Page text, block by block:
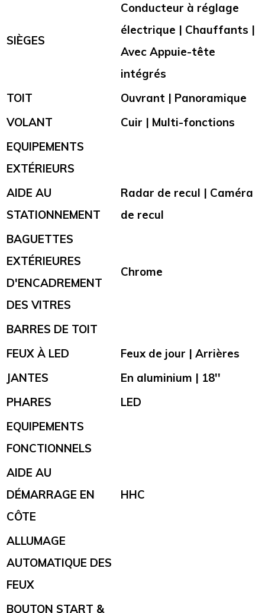
SIÈGES
Conducteur à réglage
électrique | Chauffants |
Avec Appuie-tête
intégrés
TOIT
Ouvrant | Panoramique
VOLANT
Cuir | Multi-fonctions
EQUIPEMENTS
EXTÉRIEURS
AIDE AU
STATIONNEMENT
Radar de recul | Caméra
de recul
BAGUETTES
EXTÉRIEURES
D'ENCADREMENT
DES VITRES
Chrome
BARRES DE TOIT
FEUX À LED
Feux de jour | Arrières
JANTES
En aluminium | 18''
PHARES
LED
EQUIPEMENTS
FONCTIONNELS
AIDE AU
DÉMARRAGE EN
CÔTE
HHC
ALLUMAGE
AUTOMATIQUE DES
FEUX
BOUTON START &